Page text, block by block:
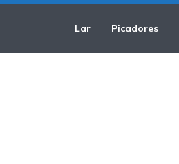
Lar Picadores